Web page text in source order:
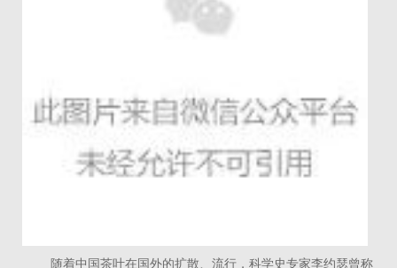
随着中国茶叶在国外的扩散、流行，科学史专家李约瑟曾称